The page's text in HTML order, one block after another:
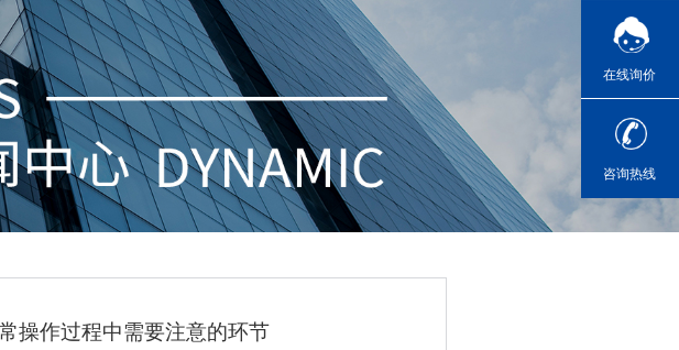
操作过程中需要注意的环节
在线询价
咨询热线